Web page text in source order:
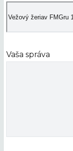
Vaša správa